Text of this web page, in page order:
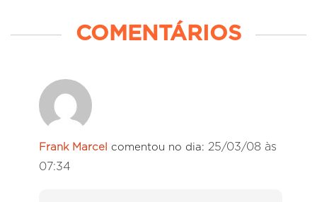
COMENTÁRIOS
Frank Marcel comentou no dia: 25/03/08 às
07:34